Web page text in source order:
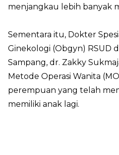
menjangkau lebih banyak
Sementara itu, Dokter
Ginekologi (Obgyn) RSUD
Sampang, dr. Zakky
Metode Operasi Wanita
perempuan yang telah
memiliki anak lagi.